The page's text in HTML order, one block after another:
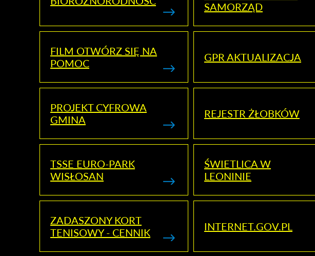
SAMORZĄD
FILM OTWÓRZ SIĘ NA
POMOC
GPR AKTUALIZACJA
PROJEKT CYFROWA
GMINA
REJESTR ŻŁOBKÓW
TSSE EURO-PARK
WISŁOSAN
ŚWIETLICA W
LEONINIE
ZADASZONY KORT
TENISOWY - CENNIK
INTERNET.GOV.PL